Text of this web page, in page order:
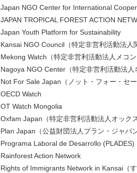
Japan NGO Center for International
JAPAN TROPICAL FOREST ACTION
Japan Youth Platform for Sustainability
Kansai NGO Council（特定非営利活動法人
Mekong Watch（特定非営利活動法人メコン
Nagoya NGO Center（特定非営利活動法人
Not For Sale Japan（ノット・フォー・セ
OECD Watch
OT Watch Mongolia
Oxfam Japan（特定非営利活動法人オック
Plan Japan（公益財団法人プラン・ジャパン
Programa Laboral de Desarrollo (PLADES)
Rainforest Action Network
Rights of Immigrants Network in Kansai（